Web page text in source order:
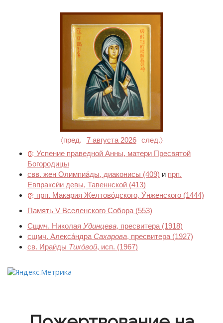
〈пред. 7 августа 2026
след.〉
Успение праведной Анны, матери Пресвятой
Богородицы
свв. жен Олимпиа́ды, диаконисы (409) и прп.
Евпракси́и девы, Тавеннской (413)
прп. Макария Желтово́дского, У́нженского (1444)
Память V Вселенского Собора (553)
Сщмч. Николая Удинцева, пресвитера (1918)
сщмч. Алекса́ндра Сахарова, пресвитера (1927)
св. Ираи́ды Тихо́вой, исп. (1967)